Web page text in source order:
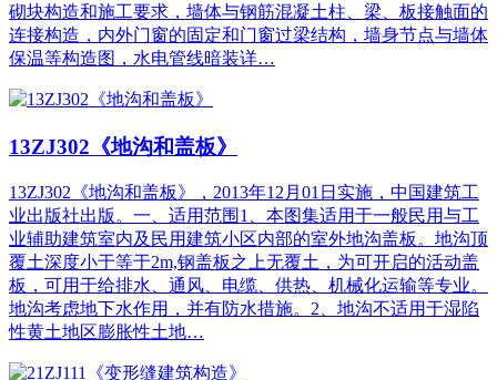
砌块构造和施工要求，墙体与钢筋混凝土柱、梁、板接触面的
连接构造，内外门窗的固定和门窗过梁结构，墙身节点与墙体
保温等构造图，水电管线暗装详…
13ZJ302《地沟和盖板》
13ZJ302《地沟和盖板》，2013年12月01日实施，中国建筑工
业出版社出版。一、适用范围1、本图集适用于一般民用与工
业辅助建筑室内及民用建筑小区内部的室外地沟盖板。地沟顶
覆土深度小于等于2m,钢盖板之上无覆土，为可开启的活动盖
板，可用于给排水、通风、电缆、供热、机械化运输等专业。
地沟考虑地下水作用，并有防水措施。2、地沟不适用于湿陷
性黄土地区膨胀性土地…